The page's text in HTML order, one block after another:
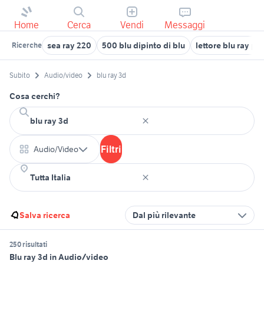
Home Cerca Vendi Messaggi
Ricerche sea ray 220 500 blu dipinto di blu lettore blu ray
Subito Audio/video blu ray 3d
Cosa cerchi?
Audio/Video Filtri
Salva ricerca Dal più rilevante
250 risultati
Blu ray 3d in Audio/video